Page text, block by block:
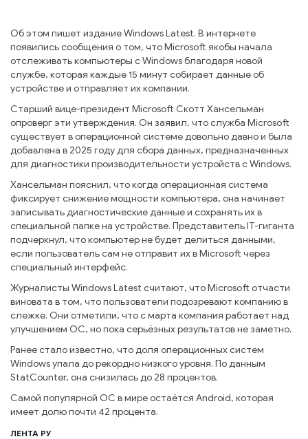
Об этом пишет издание Windows Latest. В интернете
появились сообщения о том, что Microsoft якобы начала
отслеживать компьютеры с Windows благодаря новой
службе, которая каждые 15 минут собирает данные об
устройстве и отправляет их компании.
Старший вице-президент Microsoft Скотт Хансельман
опроверг эти утверждения. Он заявил, что служба Microsoft
существует в операционной системе довольно давно и была
добавлена в 2025 году для сбора данных, предназначенных
для диагностики производительности устройств с Windows.
Хансельман пояснил, что когда операционная система
фиксирует снижение мощности компьютера, она начинает
записывать диагностические данные и сохранять их в
специальной папке на устройстве. Представитель IT-гиганта
подчеркнул, что компьютер не будет делиться данными,
если пользователь сам не отправит их в Microsoft через
специальный интерфейс.
Журналисты Windows Latest считают, что Microsoft отчасти
виновата в том, что пользователи подозревают компанию в
слежке. Они отметили, что с марта компания работает над
улучшением ОС, но пока серьёзных результатов не заметно.
Ранее стало известно, что доля операционных систем
Windows упала до рекордно низкого уровня. По данным
StatCounter, она снизилась до 28 процентов.
Самой популярной ОС в мире остаётся Android, которая
имеет долю почти 42 процента.
ЛЕНТА РУ